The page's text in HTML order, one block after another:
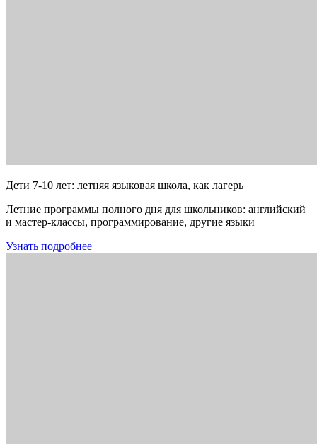
Дети 7-10 лет: летняя языковая школа, как лагерь
Летние программы полного дня для школьников: английский
и мастер-классы, программирование, другие языки
Узнать подробнее